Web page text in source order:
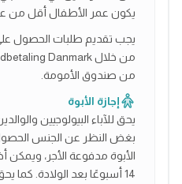
يكون عمر الأطفال أقل من
يجب تقديم طلبات الحصول على
من صندوق الأمومة.
إجازة الأبوة
يحق للآباء البيولوجيين
بغض النظر عن الجنس
الأبوة مدفوعة الأجر، ويمكن